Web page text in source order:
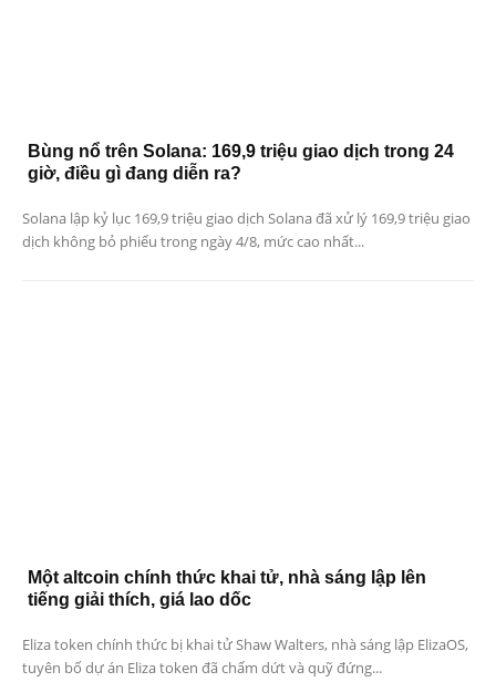
Bùng nổ trên Solana: 169,9 triệu giao dịch trong 24
giờ, điều gì đang diễn ra?
Solana lập kỷ lục 169,9 triệu giao dịch Solana đã xử lý 169,9 triệu giao
dịch không bỏ phiếu trong ngày 4/8, mức cao nhất...
Một altcoin chính thức khai tử, nhà sáng lập lên
tiếng giải thích, giá lao dốc
Eliza token chính thức bị khai tử Shaw Walters, nhà sáng lập ElizaOS,
tuyên bố dự án Eliza token đã chấm dứt và quỹ đứng...